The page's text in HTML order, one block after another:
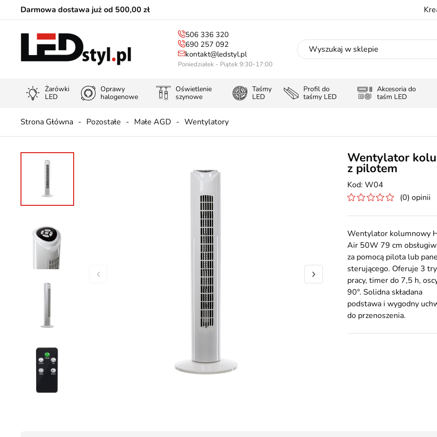
Darmowa dostawa już od 500,00 zł
506 336 320
690 257 092
kontakt@ledstyl.pl
Poniedziałek - Piątek 9:30-17:00
Żarówki
LED
Oprawy
halogenowe
Oświetlenie
szynowe
Taśmy
LED
Profil do
taśmy LED
Akcesoria do
taśm LED
Strona Główna Pozostałe Małe AGD Wentylatory
Wentylator
z pilotem
W04
(0) opinii
Wentylator kolumnowy
Air 50W 79 cm
za pomocą pilota lub
sterującego. Oferuje 3
pracy, timer do 7,5 h,
90°. Solidna składana
podstawa i wygodny
do przenoszenia.